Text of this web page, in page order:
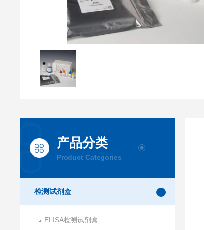
产品分类
Product Categories
检测试剂盒
ELISA检测试剂盒